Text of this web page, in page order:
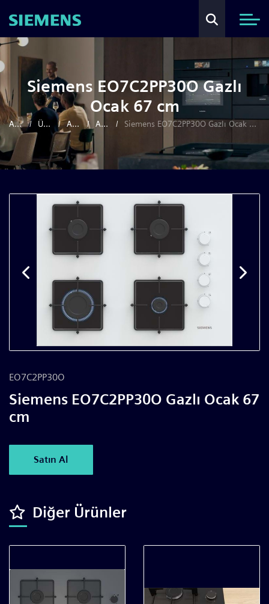
Siemens EO7C2PP30O Gazlı
Ocak 67 cm
Anasayfa Ürünler Ankastre Ankastre Ocaklar Siemens EO7C2PP30O Gazlı Ocak 67 cm
EO7C2PP30O
Siemens EO7C2PP30O Gazlı Ocak 67
cm
Satın Al
Diğer Ürünler